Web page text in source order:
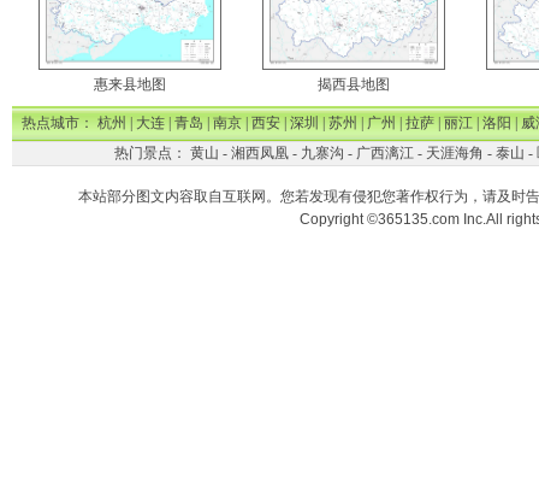
惠来县地图 揭西县地图
热点城市：杭州|大连|青岛|南京|西安|深圳|苏州|广州|拉萨|丽江|洛阳|威
热门景点： 黄山 - 湘西凤凰- 九寨沟 - 广西漓江- 天涯海角 - 泰山 -
本站部分图文内容取自互联网。您若发现有侵犯您著作权行为，请及时
Copyright ©365135.com Inc.All